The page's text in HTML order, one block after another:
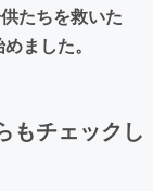
たちを救いた
ました。
もチェックし